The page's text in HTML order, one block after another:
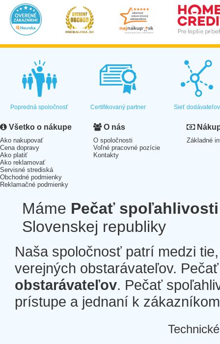
Popredná spoločnosť Certifikovaný partner Sieť dodávateľov
Všetko o nákupe
Ako nakupovať
Cena dopravy
Ako platiť
Ako reklamovať
Servisné strediská
Obchodné podmienky
Reklamačné podmienky
O nás
O spoločnosti
Voľné pracovné pozície
Kontakty
Základné
Máme Pečať spoľahlivosti
Slovenskej republiky
Naša spoločnosť patrí medzi
verejných obstarávateľov.
obstarávateľov. Pečať
prístupe a jednaní k